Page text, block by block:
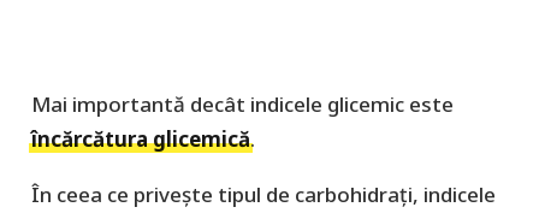
Mai importantă decât indicele glicemic este
încărcătura glicemică.
În ceea ce privește tipul de carbohidrați, indicele